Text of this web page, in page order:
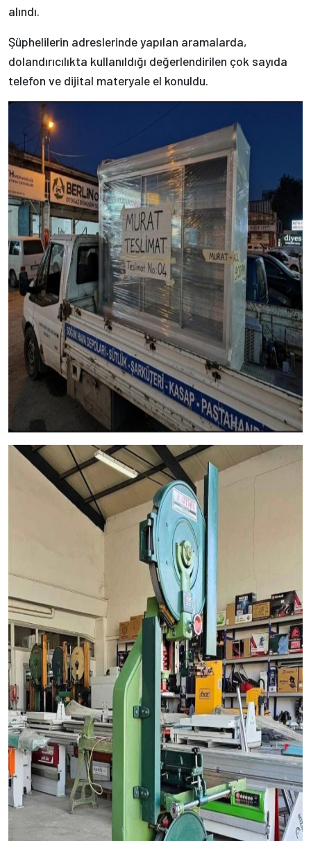
alındı.
Şüphelilerin adreslerinde yapılan aramalarda,
dolandırıcılıkta kullanıldığı değerlendirilen çok sayıda
telefon ve dijital materyale el konuldu.